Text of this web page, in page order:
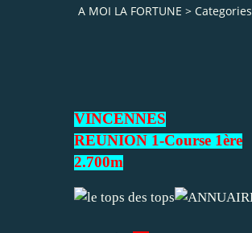
A MOI LA FORTUNE > Categories
VINCENNES
REUNION 1-Course 1ère
2.700m